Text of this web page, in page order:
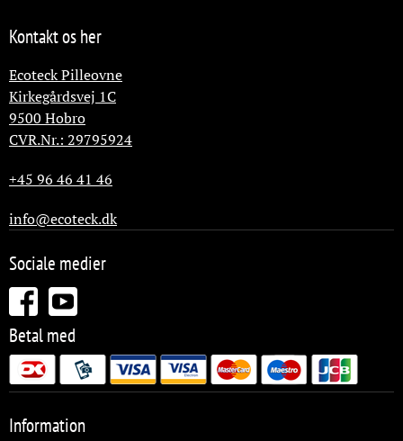
Kontakt os her
Ecoteck Pilleovne
Kirkegårdsvej 1C
9500 Hobro
CVR.Nr.: 29795924
+45 96 46 41 46
info@ecoteck.dk
Sociale medier
Betal med
Information